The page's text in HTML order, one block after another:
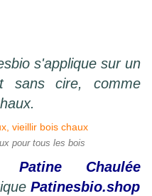
s'applique sur un
sans cire, comme
pour tous les bois
Patine Chaulée
Patinesbio.shop